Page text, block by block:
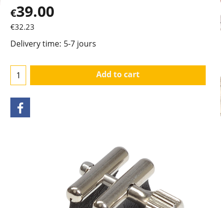
€39.00
€32.23
Delivery time: 5-7 jours
Add to cart